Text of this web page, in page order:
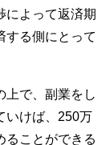
によって返済期
する側にとって
上で、副業をし
いけば、250万
ることができる